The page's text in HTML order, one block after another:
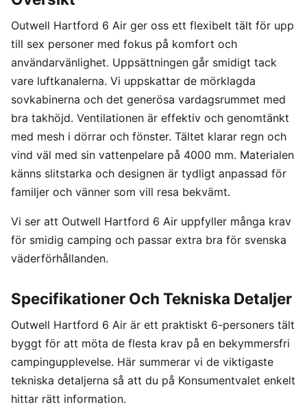
Outwell Hartford 6 Air ger oss ett flexibelt tält för upp
till sex personer med fokus på komfort och
användarvänlighet. Uppsättningen går smidigt tack
vare luftkanalerna. Vi uppskattar de mörklagda
sovkabinerna och det generösa vardagsrummet med
bra takhöjd. Ventilationen är effektiv och genomtänkt
med mesh i dörrar och fönster. Tältet klarar regn och
vind väl med sin vattenpelare på 4000 mm. Materialen
känns slitstarka och designen är tydligt anpassad för
familjer och vänner som vill resa bekvämt.
Vi ser att Outwell Hartford 6 Air uppfyller många krav
för smidig camping och passar extra bra för svenska
väderförhållanden.
Specifikationer Och Tekniska Detaljer
Outwell Hartford 6 Air är ett praktiskt 6-personers tält
byggt för att möta de flesta krav på en bekymmersfri
campingupplevelse. Här summerar vi de viktigaste
tekniska detaljerna så att du på Konsumentvalet enkelt
hittar rätt information.